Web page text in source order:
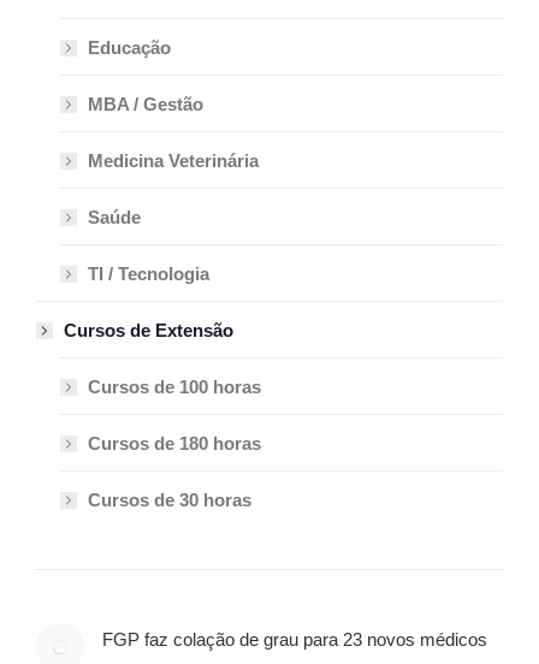
Educação
MBA / Gestão
Medicina Veterinária
Saúde
TI / Tecnologia
Cursos de Extensão
Cursos de 100 horas
Cursos de 180 horas
Cursos de 30 horas
FGP faz colação de grau para 23 novos médicos